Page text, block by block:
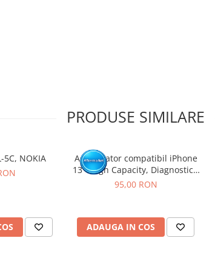
intr-un service GSM.
PRODUSE SIMILARE
NOKIA
Acumulator compatibil iPhone
13 - High Capacity, Diagnostic -
Sanatate 100%
95,00 RON
ADAUGA IN COS